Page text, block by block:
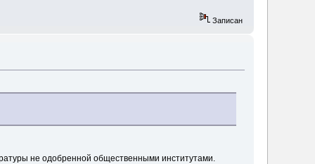
Записан
не одобренной общественными институтами.